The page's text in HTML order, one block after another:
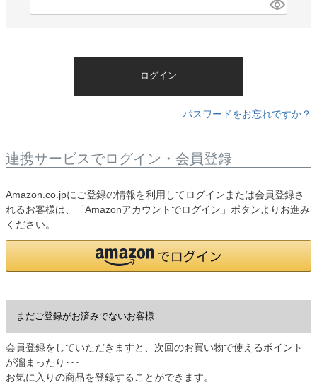
ログイン
パスワードをお忘れですか？
連携サービスでログイン・会員登録
Amazon.co.jpにご登録の情報を利用してログインまたは会員登録さ
れるお客様は、「Amazonアカウントでログイン」ボタンよりお進み
ください。
まだご登録がお済みでないお客様
会員登録をしていただきますと、次回のお買い物で使えるポイント
が溜まったり･･･
お気に入りの商品を登録することができます。